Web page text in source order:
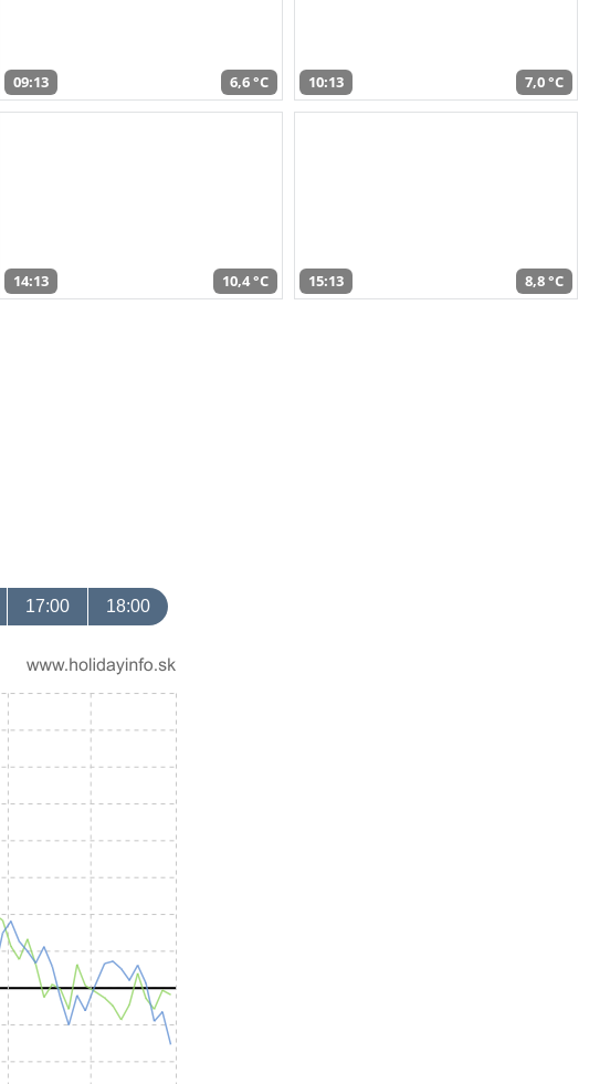
09:13 6,6 °C 10:13 7,0 °C
14:13 10,4 °C 15:13 8,8 °C
17:00 18:00